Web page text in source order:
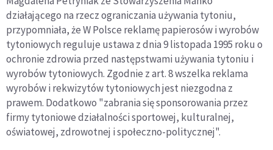
działającego na rzecz ograniczania używania tytoniu,
przypomniała, że W Polsce reklamę papierosów i wyrobów
tytoniowych reguluje ustawa z dnia 9 listopada 1995 roku o
ochronie zdrowia przed następstwami używania tytoniu i
wyrobów tytoniowych. Zgodnie z art. 8 wszelka reklama
wyrobów i rekwizytów tytoniowych jest niezgodna z
prawem. Dodatkowo "zabrania się sponsorowania przez
firmy tytoniowe działalności sportowej, kulturalnej,
oświatowej, zdrowotnej i społeczno-politycznej".